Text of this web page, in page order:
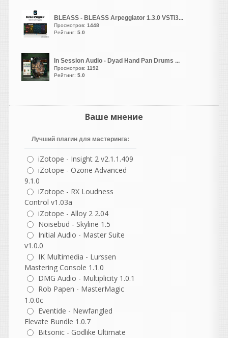
Heavy
написал 07.08.2026 в
Похоже, не работает кряк,
недолом. Проверил на двух
машинах и разными
способами, по прежнему
написал 07.08.2026 в16:51
бывает на свете чудес,
коллега, всегда все надо
потом допиливать ручками.
Но в моих случаях один и
распознавала лучше, чем
даже суновский платный
штатный преобразователь
(он вообще довольно
кривой, кстати). А вот
чистые партии призма
берет вообще влёт, лучше
встроенного в S1. Впрочем,
я просто делюсь опытом, а
вы уже сами подбирайте
под себя, что удобнее.
NewYork4017
написал 07.08.2026 в
раздайте пожалуйста
BLEASS - BLEASS Arpeggiator 1.3.0 VSTi3...
Просмотров: 1448
Рейтинг: 5.0
In Session Audio - Dyad Hand Pan Drums ...
Просмотров: 1192
Рейтинг: 5.0
Ваше мнение
Лучший плагин для мастеринга:
iZotope - Insight 2 v2.1.1.409
iZotope - Ozone Advanced
9.1.0
iZotope - RX Loudness
Control v1.03a
iZotope - Alloy 2 2.04
Noisebud - Skyline 1.5
Initial Audio - Master Suite
v1.0.0
IK Multimedia - Lurssen
Mastering Console 1.1.0
DMG Audio - Multiplicity 1.0.1
Rob Papen - MasterMagic
1.0.0c
Eventide - Newfangled
Elevate Bundle 1.0.7
Bitsonic - Godlike Ultimate